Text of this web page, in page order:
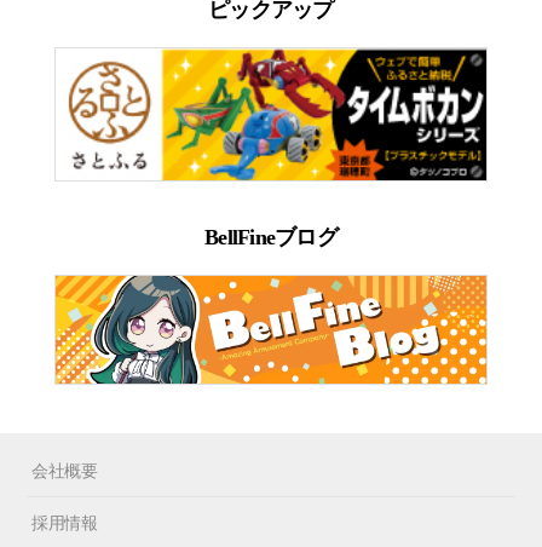
ピックアップ
BellFineブログ
会社概要
採用情報